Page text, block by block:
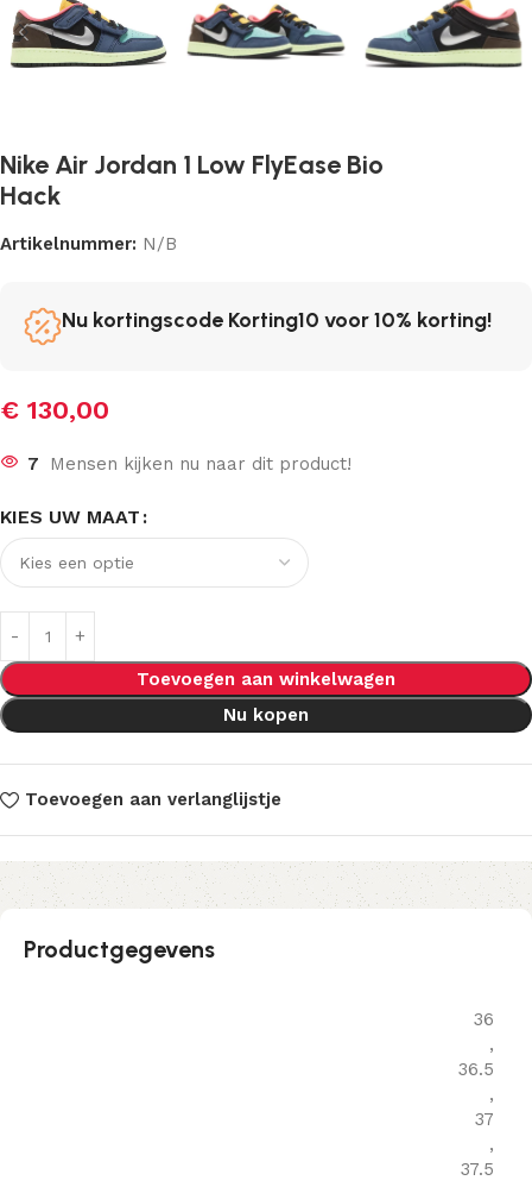
Nike Air Jordan 1 Low FlyEase Bio
Hack
Artikelnummer: N/B
Nu kortingscode Korting10 voor 10% korting!
€ 130,00
7 Mensen kijken nu naar dit product!
KIES UW MAAT
Toevoegen aan winkelwagen
Nu kopen
Toevoegen aan verlanglijstje
Productgegevens
36
,
36.5
,
37
,
37.5